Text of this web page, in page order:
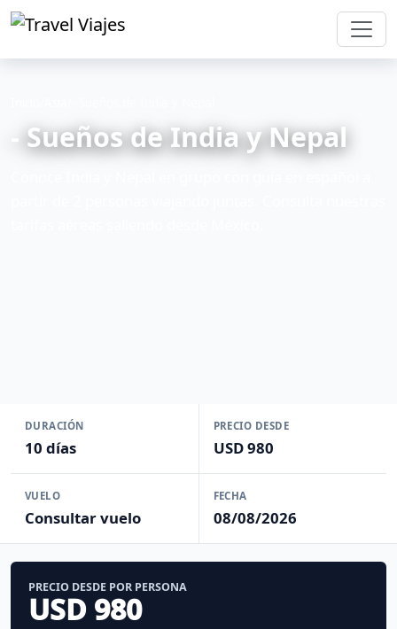
- Sueños de India y Nepal
DURACIÓN
10 días
PRECIO DESDE
USD 980
VUELO
Consultar vuelo
FECHA
08/08/2026
PRECIO DESDE POR PERSONA
USD 980